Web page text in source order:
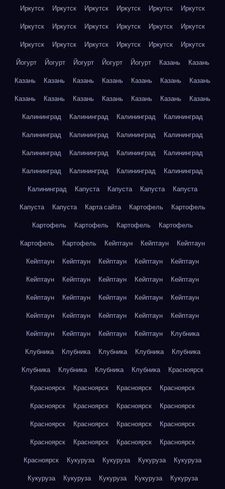
Иркутск
Иркутск Иркутск Иркутск Иркутск
Иркутск
Иркутск
Иркутск Иркутск Иркутск Иркутск
Иркутск
Иркутск
Иркутск Иркутск Иркутск Иркутск
Иркутск
Йогурт
Йогурт Йогурт Йогурт Йогурт Казань
Казань
Казань
Казань Казань Казань Казань Казань
Казань
Казань
Казань Казань Казань Казань Казань
Казань
Калининград
Калининград Калининград
Калининград
Калининград
Калининград Калининград
Калининград
Калининград
Калининград Калининград
Калининград
Калининград
Калининград Калининград
Калининград
Калининград
Капуста Капуста Капуста
Капуста
Капуста
Капуста Карта сайта Картофель
Картофель
Картофель
Картофель Картофель
Картофель
Картофель
Картофель Кейптаун Кейптаун
Кейптаун
Кейптаун
Кейптаун Кейптаун Кейптаун
Кейптаун
Кейптаун
Кейптаун Кейптаун Кейптаун
Кейптаун
Кейптаун
Кейптаун Кейптаун Кейптаун
Кейптаун
Кейптаун
Кейптаун Кейптаун Кейптаун
Кейптаун
Кейптаун
Кейптаун Кейптаун Кейптаун
Клубника
Клубника
Клубника Клубника Клубника
Клубника
Клубника
Клубника Клубника Клубника
Красноярск
Красноярск
Красноярск Красноярск
Красноярск
Красноярск
Красноярск Красноярск
Красноярск
Красноярск
Красноярск Красноярск
Красноярск
Красноярск
Красноярск Красноярск
Красноярск
Красноярск
Кукуруза Кукуруза Кукуруза
Кукуруза
Кукуруза
Кукуруза Кукуруза Кукуруза
Кукуруза